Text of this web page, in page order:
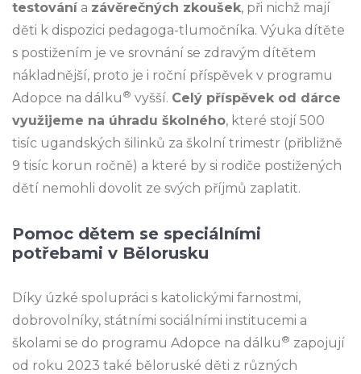
testování a závěrečných zkoušek, při nichž mají
děti k dispozici pedagoga-tlumočníka. Výuka dítěte
s postižením je ve srovnání se zdravým dítětem
nákladnější, proto je i roční příspěvek v programu
Adopce na dálku ® vyšší. Celý příspěvek od dárce
využijeme na úhradu školného, které stojí 500
tisíc ugandských šilinků za školní trimestr (přibližně
9 tisíc korun ročně) a které by si rodiče postižených
dětí nemohli dovolit ze svých příjmů zaplatit.
Pomoc dětem se speciálními
potřebami v Bělorusku
Díky úzké spolupráci s katolickými farnostmi,
dobrovolníky, státními sociálními institucemi a
školami se do programu Adopce na dálku ® zapojují
od roku 2023 také běloruské děti z různých